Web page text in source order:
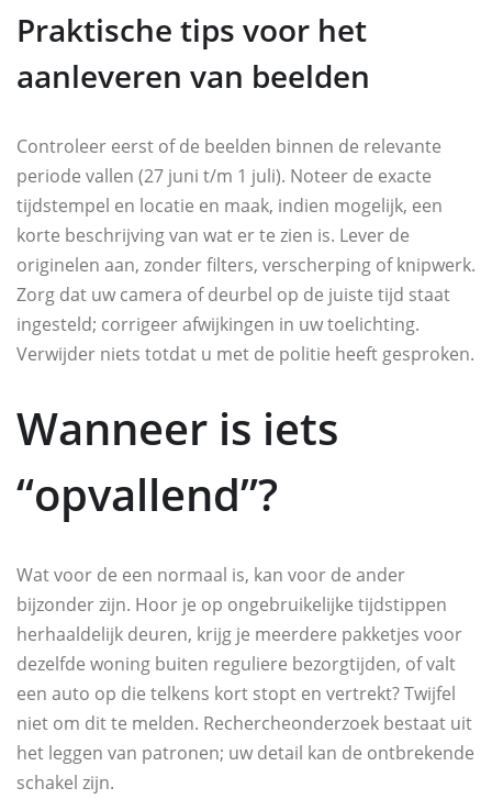
Praktische tips voor het
aanleveren van beelden
Controleer eerst of de beelden binnen de relevante
periode vallen (27 juni t/m 1 juli). Noteer de exacte
tijdstempel en locatie en maak, indien mogelijk, een
korte beschrijving van wat er te zien is. Lever de
originelen aan, zonder filters, verscherping of knipwerk.
Zorg dat uw camera of deurbel op de juiste tijd staat
ingesteld; corrigeer afwijkingen in uw toelichting.
Verwijder niets totdat u met de politie heeft gesproken.
Wanneer is iets
“opvallend”?
Wat voor de een normaal is, kan voor de ander
bijzonder zijn. Hoor je op ongebruikelijke tijdstippen
herhaaldelijk deuren, krijg je meerdere pakketjes voor
dezelfde woning buiten reguliere bezorgtijden, of valt
een auto op die telkens kort stopt en vertrekt? Twijfel
niet om dit te melden. Rechercheonderzoek bestaat uit
het leggen van patronen; uw detail kan de ontbrekende
schakel zijn.